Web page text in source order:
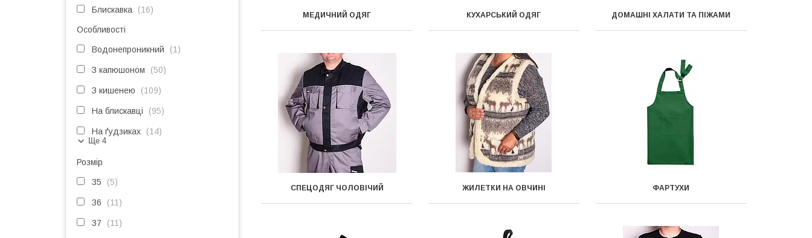
МЕДИЧНИЙ ОДЯГ КУХАРСЬКИЙ ОДЯГ ДОМАШНІ ХАЛАТИ ТА ПІЖАМИ
СПЕЦОДЯГ ЧОЛОВІЧИЙ ЖИЛЕТКИ НА ОВЧИНІ ФАРТУХИ
Блискавка 16
Особливості
Водонепроникний 1
З капюшоном 50
З кишенею 109
На блискавці 95
На ґудзиках 14
Ще 4
Розмір
35 5
36 11
37 11